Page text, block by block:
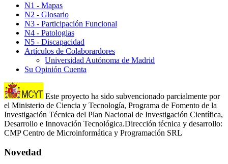
N1 - Mapas
N2 - Glosario
N3 - Participación Funcional
N4 - Patologias
N5 - Discapacidad
Artículos de Colaborardores
Universidad Autónoma de Madrid
Su Opinión Cuenta
Este proyecto ha sido subvencionado parcialmente por
el Ministerio de Ciencia y Tecnología, Programa de Fomento de la
Investigación Técnica del Plan Nacional de Investigación Científica,
Desarrollo e Innovación Tecnológica.Dirección técnica y desarrollo:
CMP Centro de Microinformática y Programación SRL
Novedad